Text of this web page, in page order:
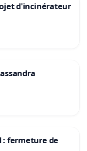
d'incinérateur
: fermeture de